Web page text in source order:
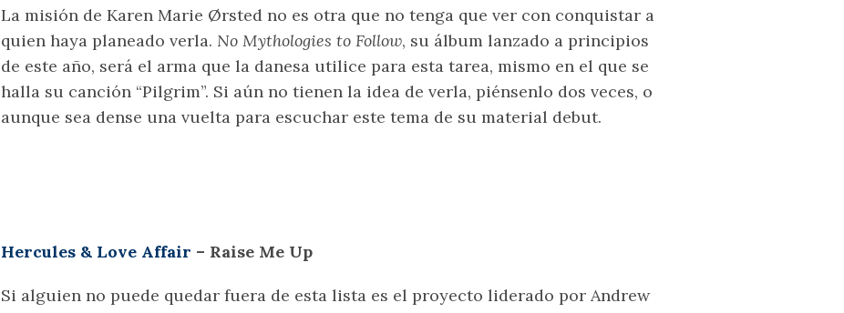
La misión de Karen Marie Ørsted no es otra que no tenga que ver con conquistar a
quien haya planeado verla. No Mythologies to Follow, su álbum lanzado a principios
de este año, será el arma que la danesa utilice para esta tarea, mismo en el que se
halla su canción “Pilgrim”. Si aún no tienen la idea de verla, piénsenlo dos veces, o
aunque sea dense una vuelta para escuchar este tema de su material debut.
Hercules & Love Affair – Raise Me Up
Si alguien no puede quedar fuera de esta lista es el proyecto liderado por Andrew